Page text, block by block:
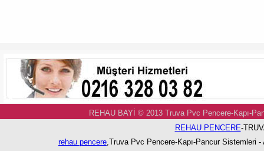
REHAU BAYİ © 2013 Truva Pvc Pencere-
REHAU PENCERE-
rehau pencere,Truva Pvc Pencere-Kapı-Pancur Sistemleri